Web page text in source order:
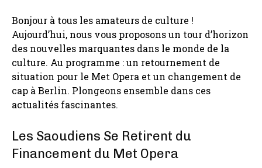
Bonjour à tous les amateurs de culture !
Aujourd’hui, nous vous proposons un tour d’horizon
des nouvelles marquantes dans le monde de la
culture. Au programme : un retournement de
situation pour le Met Opera et un changement de
cap à Berlin. Plongeons ensemble dans ces
actualités fascinantes.
Les Saoudiens Se Retirent du
Financement du Met Opera